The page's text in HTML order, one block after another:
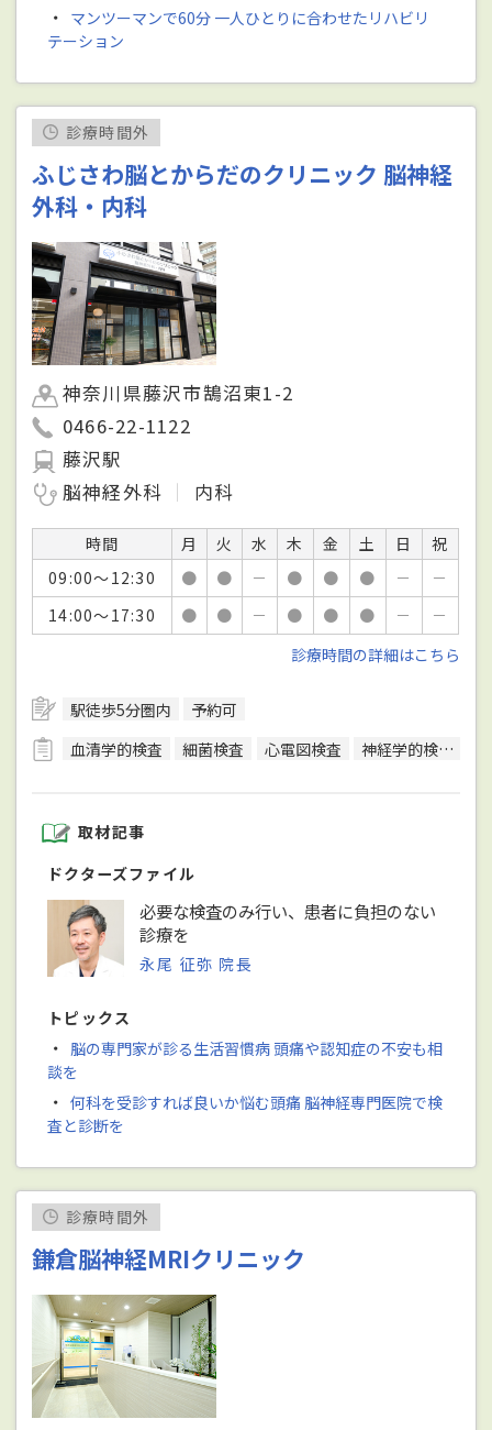
・ マンツーマンで60分 一人ひとりに合わせたリハビリ
テーション
診療時間外
ふじさわ脳とからだのクリニック 脳神経
外科・内科
神奈川県藤沢市鵠沼東1-2
0466-22-1122
藤沢駅
脳神経外科
内科
時間 月 火 水 木 金 土 日
祝
09:00～12:30
● ● － ● ● ● －
－
14:00～17:30
● ● － ● ● ● －
－
診療時間の詳細はこちら
駅徒歩5分圏内
予約可
血清学的検査
細菌検査 心電図検査 神経学的検査
取材記事
ドクターズファイル
必要な検査のみ行い、患者に負担のない
診療を
永尾 征弥 院長
トピックス
・ 脳の専門家が診る生活習慣病 頭痛や認知症の不安も相
談を
・ 何科を受診すれば良いか悩む頭痛 脳神経専門医院で検
査と診断を
診療時間外
鎌倉脳神経MRIクリニック